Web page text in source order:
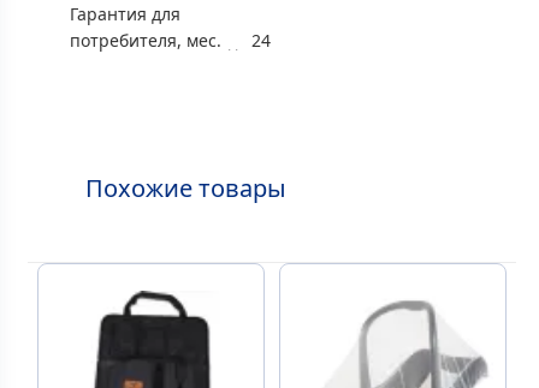
Гарантия для
потребителя, мес.
24
Похожие товары